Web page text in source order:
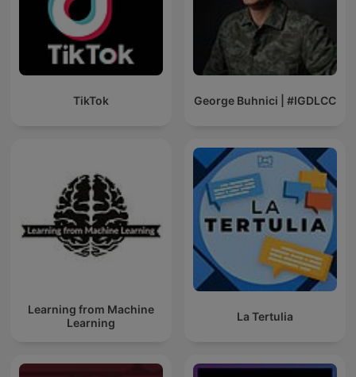
TikTok George Buhnici | #IGDLCC
Learning from Machine
Learning
La Tertulia